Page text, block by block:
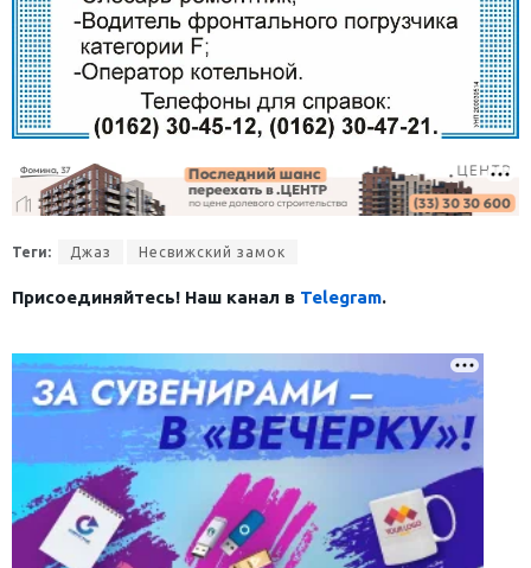
Теги: Джаз Несвижский замок
Присоединяйтесь! Наш канал в Telegram.